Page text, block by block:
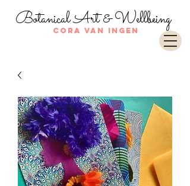
Botanical Art & Wellbeing
Cora van Ingen